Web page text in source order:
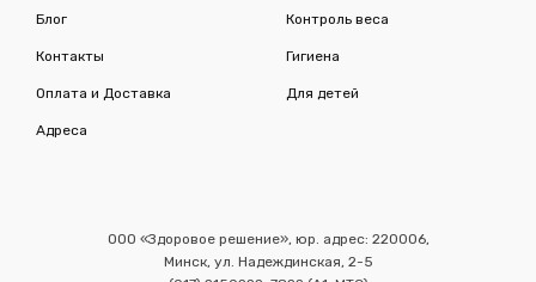
Блог
Контакты
Оплата и Доставка
Адреса
Контроль веса
Гигиена
Для детей
ООО «Здоровое решение», юр. адрес: 220006,
Минск, ул. Надеждинская, 2-5